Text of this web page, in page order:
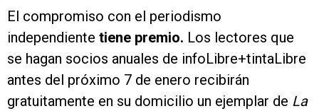
El compromiso con el periodismo
independiente tiene premio. Los lectores que
se hagan socios anuales de infoLibre+tintaLibre
antes del próximo 7 de enero recibirán
gratuitamente en su domicilio un ejemplar de La